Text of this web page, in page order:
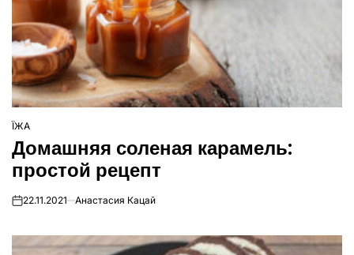
ОПУБЛІКУВАТИ
У
ЇЖА
Домашняя соленая карамель:
простой рецепт
on22.11.2021 Анастасия Кацай